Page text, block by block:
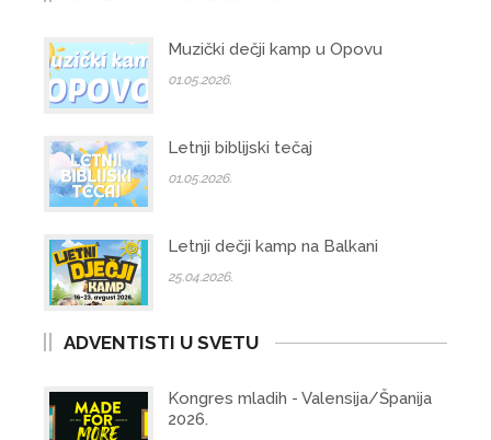
Muzički dečji kamp u Opovu
01.05.2026.
Letnji biblijski tečaj
01.05.2026.
Letnji dečji kamp na Balkani
25.04.2026.
ADVENTISTI U SVETU
Kongres mladih - Valensija/Španija
2026.